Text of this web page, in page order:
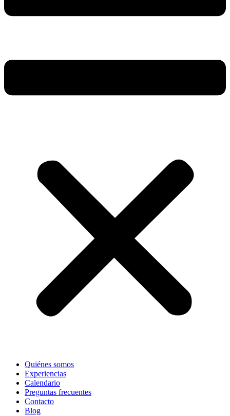
Quiénes somos
Experiencias
Calendario
Preguntas frecuentes
Contacto
Blog